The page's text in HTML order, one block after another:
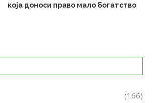
која доноси право мало богатство
(166)